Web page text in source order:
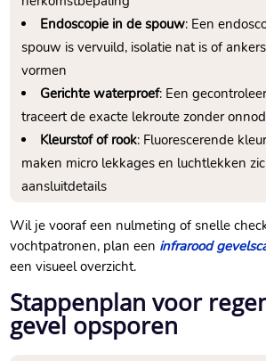
Endoscopie in de spouw: Een
spouw is vervuild, isolatie nat is of
vormen
Gerichte waterproef: Een
traceert de exacte lekroute zonder
Kleurstof of rook: Fluorescerende
maken micro lekkages en luchtlekken
aansluitdetails
Wil je vooraf een nulmeting of snelle
vochtpatronen, plan een infrarood
een visueel overzicht.​
Stappenplan voor
gevel opsporen